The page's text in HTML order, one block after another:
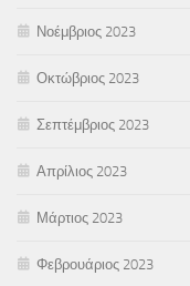
Νοέμβριος 2023
Οκτώβριος 2023
Σεπτέμβριος 2023
Απρίλιος 2023
Μάρτιος 2023
Φεβρουάριος 2023